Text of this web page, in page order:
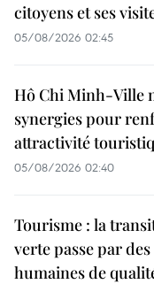
citoyens et ses
05/08/2026 02:45
Hô Chi Minh-Ville
synergies pour
attractivité
05/08/2026 02:40
Tourisme : la
verte passe par
humaines de